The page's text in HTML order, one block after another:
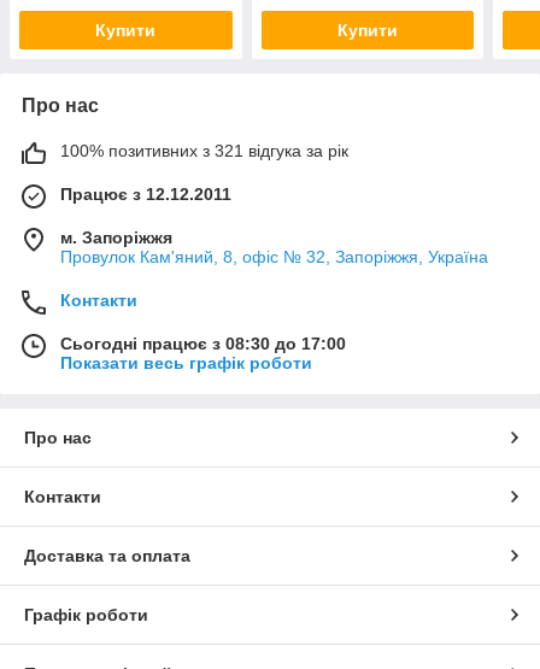
Купити Купити
Про нас
100% позитивних з 321 відгука за рік
Працює з 12.12.2011
м. Запоріжжя
Провулок Кам'яний, 8, офіс № 32, Запоріжжя, Україна
Контакти
Сьогодні працює з 08:30 до 17:00
Показати весь графік роботи
Про нас
Контакти
Доставка та оплата
Графік роботи